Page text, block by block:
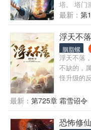
塔。 塔门
柴逆袭之
方？仙门
揭开身世
最新： 第
浮天不落
胭脂螺
浮天不落
不缺的，
怪升级的
圆我个人
在此说明
变化。
最新： 第725章 霜雪诏令
恐怖修